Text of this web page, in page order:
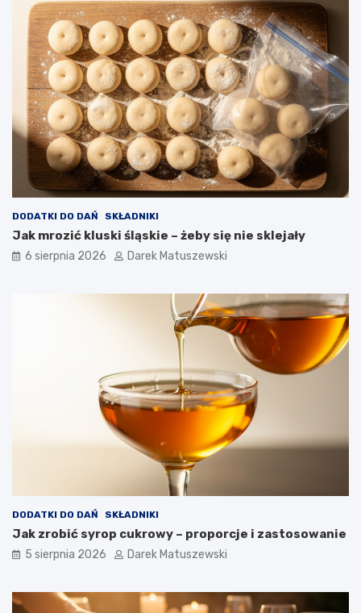
DODATKI DO DAŃ SKŁADNIKI
Jak mrozić kluski śląskie – żeby się nie sklejały
6 sierpnia 2026 Darek Matuszewski
DODATKI DO DAŃ SKŁADNIKI
Jak zrobić syrop cukrowy – proporcje i zastosowanie
5 sierpnia 2026 Darek Matuszewski